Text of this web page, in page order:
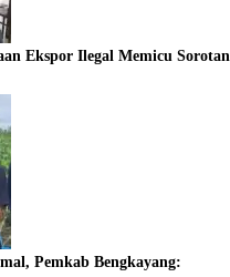
Ekspor Ilegal Memicu Sorotan
Pemkab Bengkayang: